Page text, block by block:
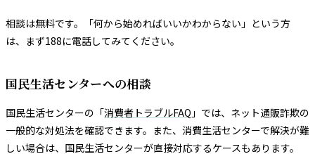
相談は無料です。「何から始めればいいかわからない」という方
は、まず188に電話してみてください。
国民生活センターへの相談
国民生活センターの「消費者トラブルFAQ 」では、ネット通販詐欺の
一般的な対処法を確認できます。また、消費生活センターで解決が難
しい場合は、国民生活センターが直接対応するケースもあります。